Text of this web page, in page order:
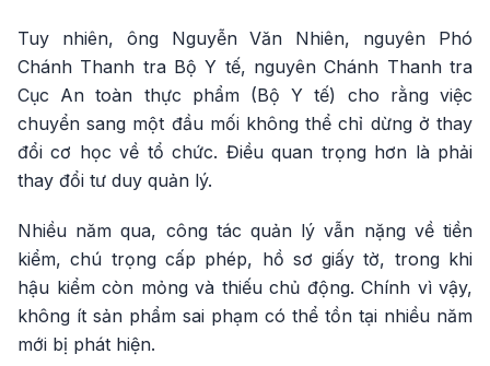
Tuy nhiên, ông Nguyễn Văn Nhiên, nguyên Phó
Chánh Thanh tra Bộ Y tế, nguyên Chánh Thanh tra
Cục An toàn thực phẩm (Bộ Y tế) cho rằng việc
chuyển sang một đầu mối không thể chỉ dừng ở thay
đổi cơ học về tổ chức. Điều quan trọng hơn là phải
thay đổi tư duy quản lý.
Nhiều năm qua, công tác quản lý vẫn nặng về tiền
kiểm, chú trọng cấp phép, hồ sơ giấy tờ, trong khi
hậu kiểm còn mỏng và thiếu chủ động. Chính vì vậy,
không ít sản phẩm sai phạm có thể tồn tại nhiều năm
mới bị phát hiện.